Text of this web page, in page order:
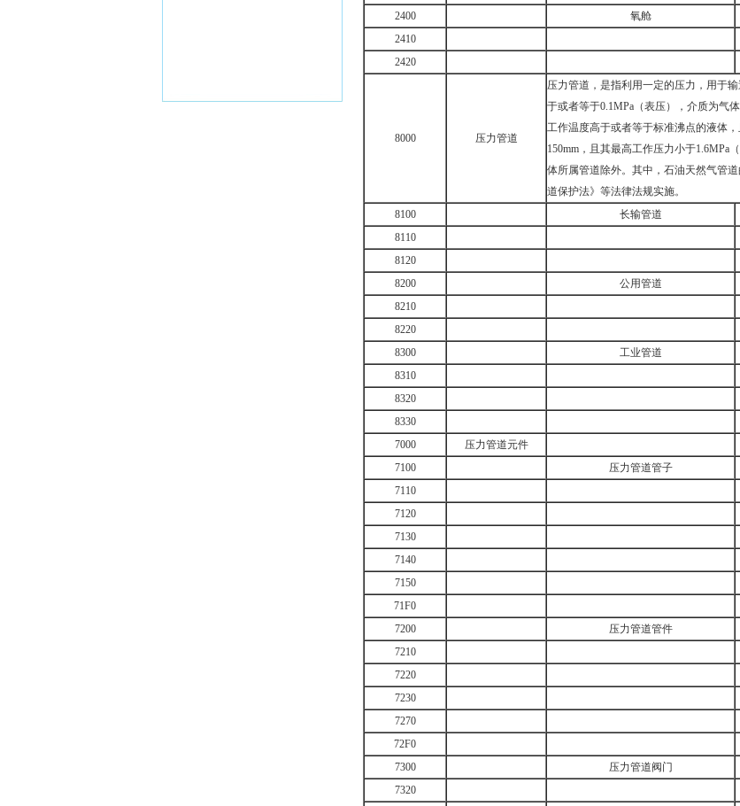
2400
氧舱
2410
2420
8000 压力管道
压力管道，是指利用一定的压力，用于
于或者等于0.1MPa（表压），介质为气
工作温度高于或者等于标准沸点的液体
150mm，且其最高工作压力小于
体所属管道除外。其中，石油天然气管
道保护法》等法律法规实施。
8100
长输管道
8110
8120
8200
公用管道
8210
8220
8300
工业管道
8310
8320
8330
7000
压力管道元件
7100
压力管道管子
7110
7120
7130
7140
7150
71F0
7200
压力管道管件
7210
7220
7230
7270
72F0
7300
压力管道阀门
7320